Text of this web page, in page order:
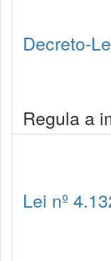
Decreto-
Regula a
Lei nº